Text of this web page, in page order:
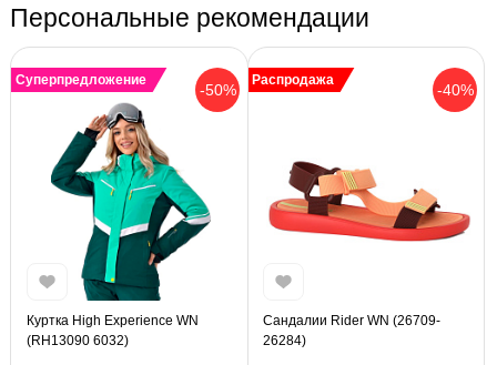
Персональные рекомендации
-50%
Суперпредложение
Куртка High Experience WN
(RH13090 6032)
-40%
Распродажа
Сандалии Rider WN (26709-
26284)